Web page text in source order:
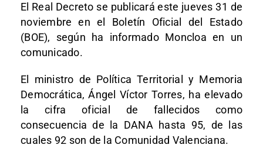
El Real Decreto se publicará este jueves 31 de
noviembre en el Boletín Oficial del Estado
(BOE), según ha informado Moncloa en un
comunicado.
El ministro de Política Territorial y Memoria
Democrática, Ángel Víctor Torres, ha elevado
la cifra oficial de fallecidos como
consecuencia de la DANA hasta 95, de las
cuales 92 son de la Comunidad Valenciana.